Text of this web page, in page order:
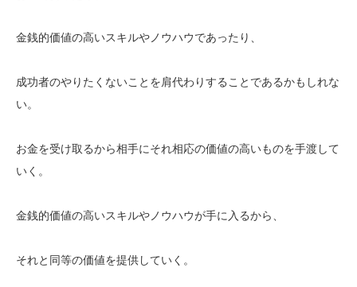
金銭的価値の高いスキルやノウハウであったり、
成功者のやりたくないことを肩代わりすることであるかもしれな
い。
お金を受け取るから相手にそれ相応の価値の高いものを手渡して
いく。
金銭的価値の高いスキルやノウハウが手に入るから、
それと同等の価値を提供していく。